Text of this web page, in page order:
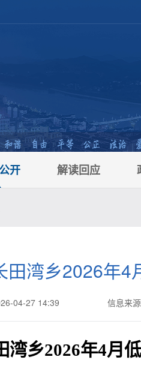
开 解读回应
田湾乡2026年
04-27 14:39 信息来
湾乡2026年4月